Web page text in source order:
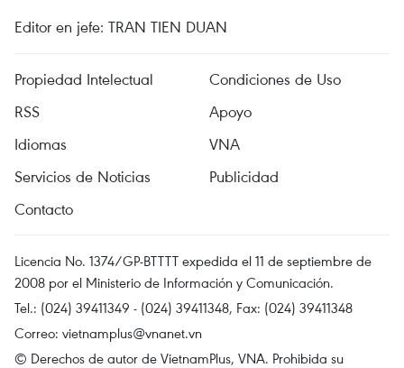
Editor en jefe: TRAN TIEN DUAN
Propiedad Intelectual
Condiciones de Uso
RSS
Apoyo
Idiomas
VNA
Servicios de Noticias
Publicidad
Contacto
Licencia No. 1374/GP-BTTTT expedida el 11 de septiembre de
2008 por el Ministerio de Información y Comunicación.
Tel.: (024) 39411349 - (024) 39411348, Fax: (024) 39411348
Correo: vietnamplus@vnanet.vn
© Derechos de autor de VietnamPlus, VNA. Prohibida su